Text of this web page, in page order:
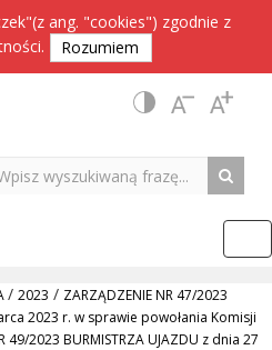
ang. "cookies") zgodnie z
. Rozumiem
/ 2023 / ZARZĄDZENIE NR 47/2023
2023 r. w sprawie powołania Komisji
49/2023 BURMISTRZA UJAZDU z dnia 27